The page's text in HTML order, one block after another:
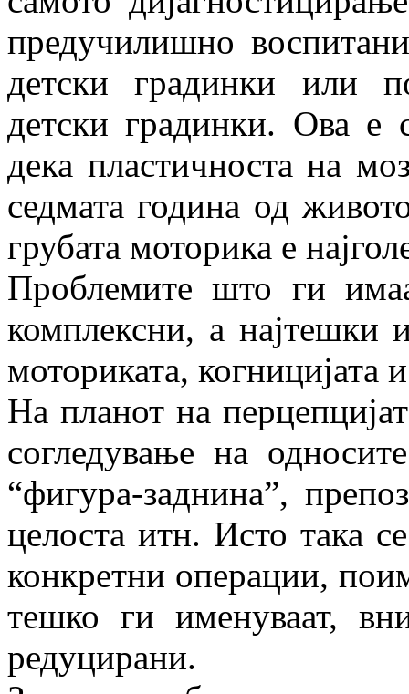
предучилишно
детски градинки или
детски градинки. Ова е
дека пластичноста на
седмата година од
грубата моторика е
Проблемите што ги
комплексни, а најтешки
моториката, когницијата
На планот на
согледување на
“фигура-заднина”,
целоста итн. Исто така
конкретни операции,
тешко ги именуваат,
редуцирани.